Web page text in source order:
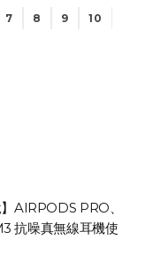
7 8 9
10
】AIRPODS PRO、
抗噪真無線耳機使